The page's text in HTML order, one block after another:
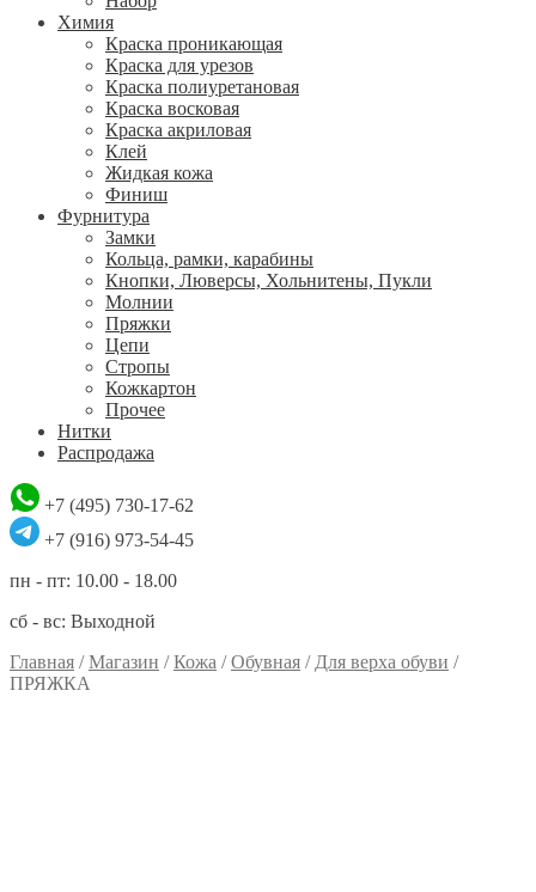
Химия
Краска проникающая
Краска для урезов
Краска полиуретановая
Краска восковая
Краска акриловая
Клей
Жидкая кожа
Финиш
Фурнитура
Замки
Кольца, рамки, карабины
Кнопки, Люверсы, Хольнитены, Пукли
Молнии
Пряжки
Цепи
Стропы
Кожкартон
Прочее
Нитки
Распродажа
+7 (495) 730-17-62
+7 (916) 973-54-45
пн - пт: 10.00 - 18.00
сб - вс: Выходной
Главная /Магазин /Кожа /Обувная / Для верха обуви /
ПРЯЖКА